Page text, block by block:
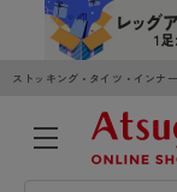
ストッキング・タイツ・インナ